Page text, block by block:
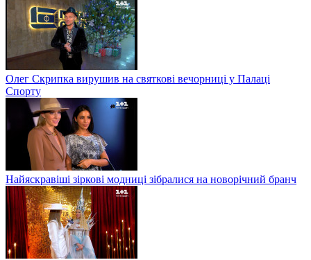
Олег Скрипка вирушив на святкові вечорниці у Палаці
Спорту
Найяскравіші зіркові модниці зібралися на новорічний бранч